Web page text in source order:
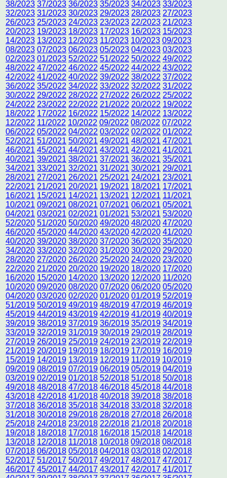
38/2023 37/2023 36/2023 35/2023 34/2023 33/2023
32/2023 31/2023 30/2023 29/2023 28/2023 27/2023
26/2023 25/2023 24/2023 23/2023 22/2023 21/2023
20/2023 19/2023 18/2023 17/2023 16/2023 15/2023
14/2023 13/2023 12/2023 11/2023 10/2023 09/2023
08/2023 07/2023 06/2023 05/2023 04/2023 03/2023
02/2023 01/2023 52/2022 51/2022 50/2022 49/2022
48/2022 47/2022 46/2022 45/2022 44/2022 43/2022
42/2022 41/2022 40/2022 39/2022 38/2022 37/2022
36/2022 35/2022 34/2022 33/2022 32/2022 31/2022
30/2022 29/2022 28/2022 27/2022 26/2022 25/2022
24/2022 23/2022 22/2022 21/2022 20/2022 19/2022
18/2022 17/2022 16/2022 15/2022 14/2022 13/2022
12/2022 11/2022 10/2022 09/2022 08/2022 07/2022
06/2022 05/2022 04/2022 03/2022 02/2022 01/2022
52/2021 51/2021 50/2021 49/2021 48/2021 47/2021
46/2021 45/2021 44/2021 43/2021 42/2021 41/2021
40/2021 39/2021 38/2021 37/2021 36/2021 35/2021
34/2021 33/2021 32/2021 31/2021 30/2021 29/2021
28/2021 27/2021 26/2021 25/2021 24/2021 23/2021
22/2021 21/2021 20/2021 19/2021 18/2021 17/2021
16/2021 15/2021 14/2021 13/2021 12/2021 11/2021
10/2021 09/2021 08/2021 07/2021 06/2021 05/2021
04/2021 03/2021 02/2021 01/2021 53/2021 53/2020
52/2020 51/2020 50/2020 49/2020 48/2020 47/2020
46/2020 45/2020 44/2020 43/2020 42/2020 41/2020
40/2020 39/2020 38/2020 37/2020 36/2020 35/2020
34/2020 33/2020 32/2020 31/2020 30/2020 29/2020
28/2020 27/2020 26/2020 25/2020 24/2020 23/2020
22/2020 21/2020 20/2020 19/2020 18/2020 17/2020
16/2020 15/2020 14/2020 13/2020 12/2020 11/2020
10/2020 09/2020 08/2020 07/2020 06/2020 05/2020
04/2020 03/2020 02/2020 01/2020 01/2019 52/2019
51/2019 50/2019 49/2019 48/2019 47/2019 46/2019
45/2019 44/2019 43/2019 42/2019 41/2019 40/2019
39/2019 38/2019 37/2019 36/2019 35/2019 34/2019
33/2019 32/2019 31/2019 30/2019 29/2019 28/2019
27/2019 26/2019 25/2019 24/2019 23/2019 22/2019
21/2019 20/2019 19/2019 18/2019 17/2019 16/2019
15/2019 14/2019 13/2019 12/2019 11/2019 10/2019
09/2019 08/2019 07/2019 06/2019 05/2019 04/2019
03/2019 02/2019 01/2018 52/2018 51/2018 50/2018
49/2018 48/2018 47/2018 46/2018 45/2018 44/2018
43/2018 42/2018 41/2018 40/2018 39/2018 38/2018
37/2018 36/2018 35/2018 34/2018 33/2018 32/2018
31/2018 30/2018 29/2018 28/2018 27/2018 26/2018
25/2018 24/2018 23/2018 22/2018 21/2018 20/2018
19/2018 18/2018 17/2018 16/2018 15/2018 14/2018
13/2018 12/2018 11/2018 10/2018 09/2018 08/2018
07/2018 06/2018 05/2018 04/2018 03/2018 02/2018
52/2017 51/2017 50/2017 49/2017 48/2017 47/2017
46/2017 45/2017 44/2017 43/2017 42/2017 41/2017